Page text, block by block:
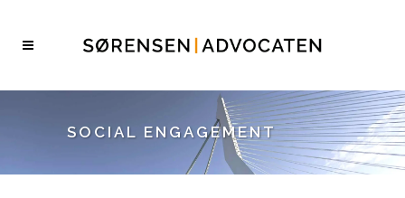
SOCIAL ENGAGEMENT